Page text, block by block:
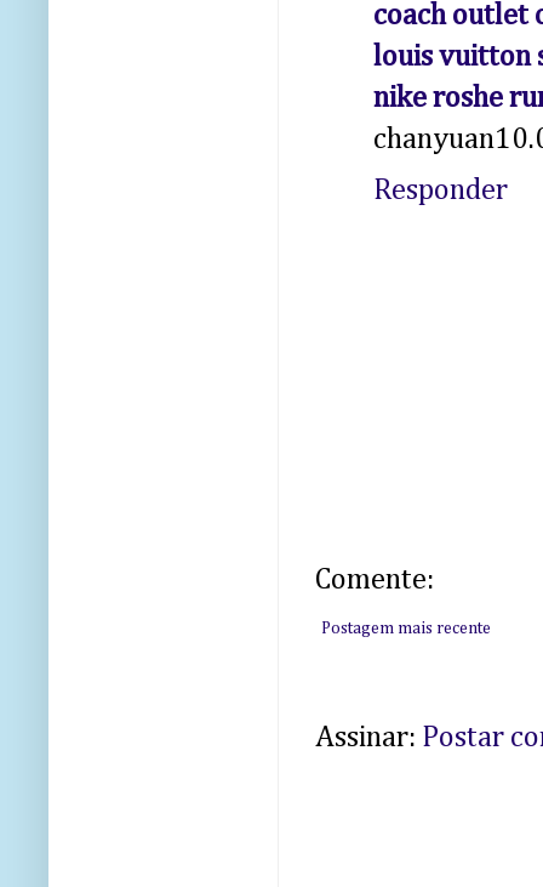
coach outlet
louis vuitton
nike roshe
Responder
Comente:
Postagem mais recente
Assinar: Postar